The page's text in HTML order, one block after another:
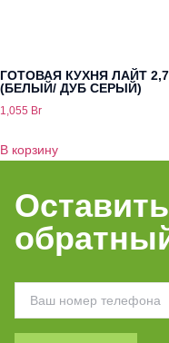
ГОТОВАЯ КУХНЯ ЛАЙТ 2,7
(БЕЛЫЙ/ ДУБ СЕРЫЙ)
1,055 Br
В корзину